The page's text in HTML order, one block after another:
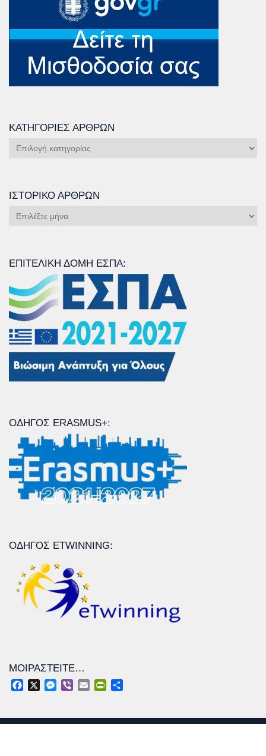
ΚΑΤΗΓΟΡΊΕΣ ΆΡΘΡΩΝ
Κατηγορίες
ΙΣΤΟΡΙΚΌ ΆΡΘΡΩΝ
Ιστορικό
ΕΠΙΤΕΛΙΚΉ ΔΟΜΉ ΕΣΠΑ:
ΟΔΗΓΌΣ ERASMUS+:
ΟΔΗΓΌΣ ETWINNING:
ΜΟΙΡΑΣΤΕΊΤΕ…
FacebookMessenger
Viber EmailPrintFriendly